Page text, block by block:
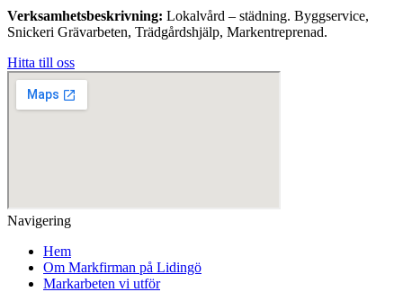
Verksamhetsbeskrivning: Lokalvård – städning. Byggservice,
Snickeri Grävarbeten, Trädgårdshjälp, Markentreprenad.
Hitta till oss
Navigering
Hem
Om Markfirman på Lidingö
Markarbeten vi utför